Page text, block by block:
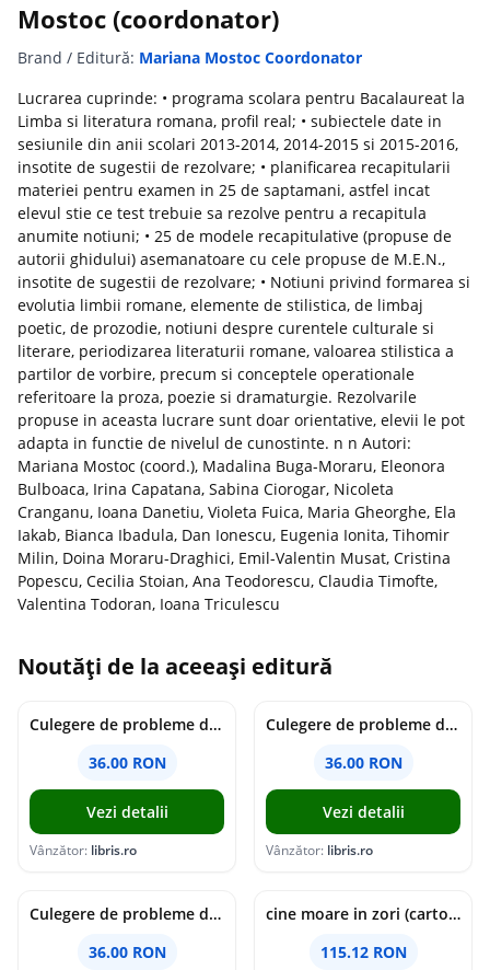
Mostoc (coordonator)
Brand / Editură: Mariana Mostoc Coordonator
Lucrarea cuprinde: • programa scolara pentru Bacalaureat la
Limba si literatura romana, profil real; • subiectele date in
sesiunile din anii scolari 2013-2014, 2014-2015 si 2015-2016,
insotite de sugestii de rezolvare; • planificarea recapitularii
materiei pentru examen in 25 de saptamani, astfel incat
elevul stie ce test trebuie sa rezolve pentru a recapitula
anumite notiuni; • 25 de modele recapitulative (propuse de
autorii ghidului) asemanatoare cu cele propuse de M.E.N.,
insotite de sugestii de rezolvare; • Notiuni privind formarea si
evolutia limbii romane, elemente de stilistica, de limbaj
poetic, de prozodie, notiuni despre curentele culturale si
literare, periodizarea literaturii romane, valoarea stilistica a
partilor de vorbire, precum si conceptele operationale
referitoare la proza, poezie si dramaturgie. Rezolvarile
propuse in aceasta lucrare sunt doar orientative, elevii le pot
adapta in functie de nivelul de cunostinte. n n Autori:
Mariana Mostoc (coord.), Madalina Buga-Moraru, Eleonora
Bulboaca, Irina Capatana, Sabina Ciorogar, Nicoleta
Cranganu, Ioana Danetiu, Violeta Fuica, Maria Gheorghe, Ela
Iakab, Bianca Ibadula, Dan Ionescu, Eugenia Ionita, Tihomir
Milin, Doina Moraru-Draghici, Emil-Valentin Musat, Cristina
Popescu, Cecilia Stoian, Ana Teodorescu, Claudia Timofte,
Valentina Todoran, Ioana Triculescu
Noutăți de la aceeași editură
Culegere de probleme de matematica - Clasa 7 - Ioana Monalisa Manea
36.00 RON
Vezi detalii
Vânzător: libris.ro
Culegere de probleme de matematica - Clasa 6 - Ioana Monalisa Manea, Cristina Neagoe
36.00 RON
Vezi detalii
Vânzător: libris.ro
Culegere de probleme de matematica - Clasa 5 - Ioana Monalisa Manea, Cristina Neagoe
36.00 RON
cine moare in zori (cartonata) - holly jackson
115.12 RON